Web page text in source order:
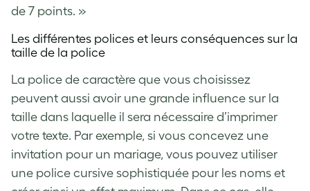
de 7 points. »
Les différentes polices et leurs conséquences sur la
taille de la police
La police de caractère que vous choisissez
peuvent aussi avoir une grande influence sur la
taille dans laquelle il sera nécessaire d’imprimer
votre texte. Par exemple, si vous concevez une
invitation pour un mariage, vous pouvez utiliser
une police cursive sophistiquée pour les noms et